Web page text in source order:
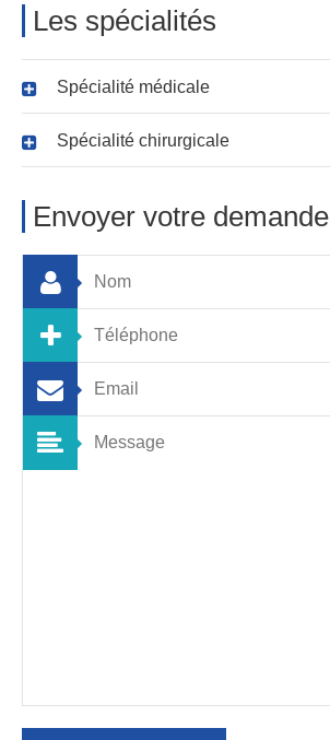
Les spécialités
Spécialité médicale
Spécialité chirurgicale
Envoyer votre demande